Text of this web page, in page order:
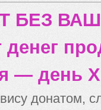
БЕЗ
денег
— день X
донатом,